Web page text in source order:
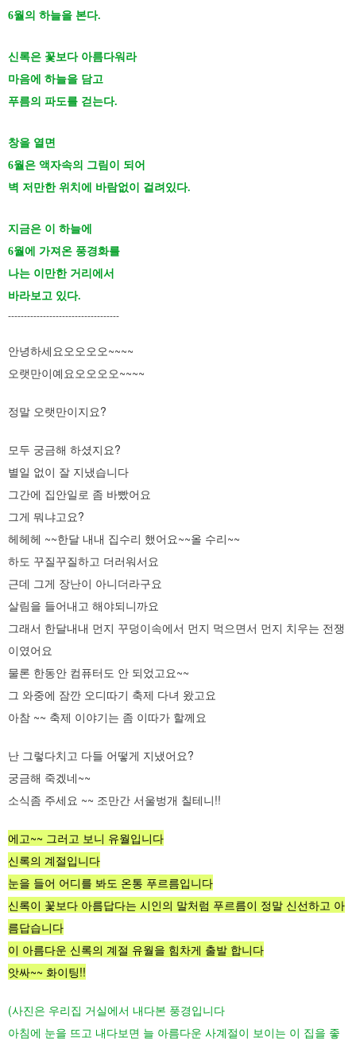
6월의 하늘을 본다.
신록은 꽃보다 아름다워라
마음에 하늘을 담고
푸름의 파도를 걷는다.
창을 열면
6월은 액자속의 그림이 되어
벽 저만한 위치에 바람없이 걸려있다.
지금은 이 하늘에
6월에 가져온 풍경화를
나는 이만한 거리에서
바라보고 있다.
-----------------------------------
안녕하세요오오오오~~~~
오랫만이예요오오오오~~~~
정말 오랫만이지요?
모두 궁금해 하셨지요?
별일 없이 잘 지냈습니다
그간에 집안일로 좀 바빴어요
그게 뭐냐고요?
헤헤헤 ~~한달 내내 집수리 했어요~~올 수리~~
하도 꾸질꾸질하고 더러워서요
근데 그게 장난이 아니더라구요
살림을 들어내고 해야되니까요
그래서 한달내내 먼지 꾸덩이속에서 먼지 먹으면서 먼지 치우는 전쟁
이였어요
물론 한동안 컴퓨터도 안 되었고요~~
그 와중에 잠깐 오디따기 축제 다녀 왔고요
아참 ~~ 축제 이야기는 좀 이따가 할께요
난 그렇다치고 다들 어떻게 지냈어요?
궁금해 죽겠네~~
소식좀 주세요 ~~ 조만간 서울벙개 칠테니!!
에고~~ 그러고 보니 유월입니다
신록의 계절입니다
눈을 들어 어디를 봐도 온통 푸르름입니다
신록이 꽃보다 아름답다는 시인의 말처럼 푸르름이 정말 신선하고 아
름답습니다
이 아름다운 신록의 계절 유월을 힘차게 출발 합니다
앗싸~~ 화이팅!!
(사진은 우리집 거실에서 내다본 풍경입니다
아침에 눈을 뜨고 내다보면 늘 아름다운 사계절이 보이는 이 집을 좋